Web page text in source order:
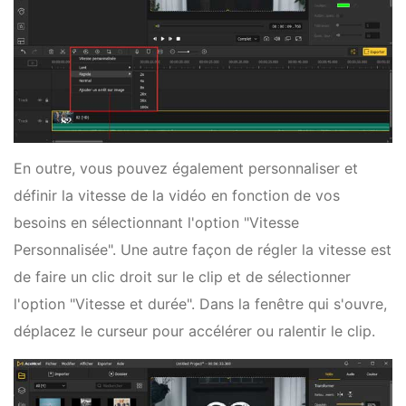
En outre, vous pouvez également personnaliser et
définir la vitesse de la vidéo en fonction de vos
besoins en sélectionnant l'option "Vitesse
Personnalisée". Une autre façon de régler la vitesse est
de faire un clic droit sur le clip et de sélectionner
l'option "Vitesse et durée". Dans la fenêtre qui s'ouvre,
déplacez le curseur pour accélérer ou ralentir le clip.